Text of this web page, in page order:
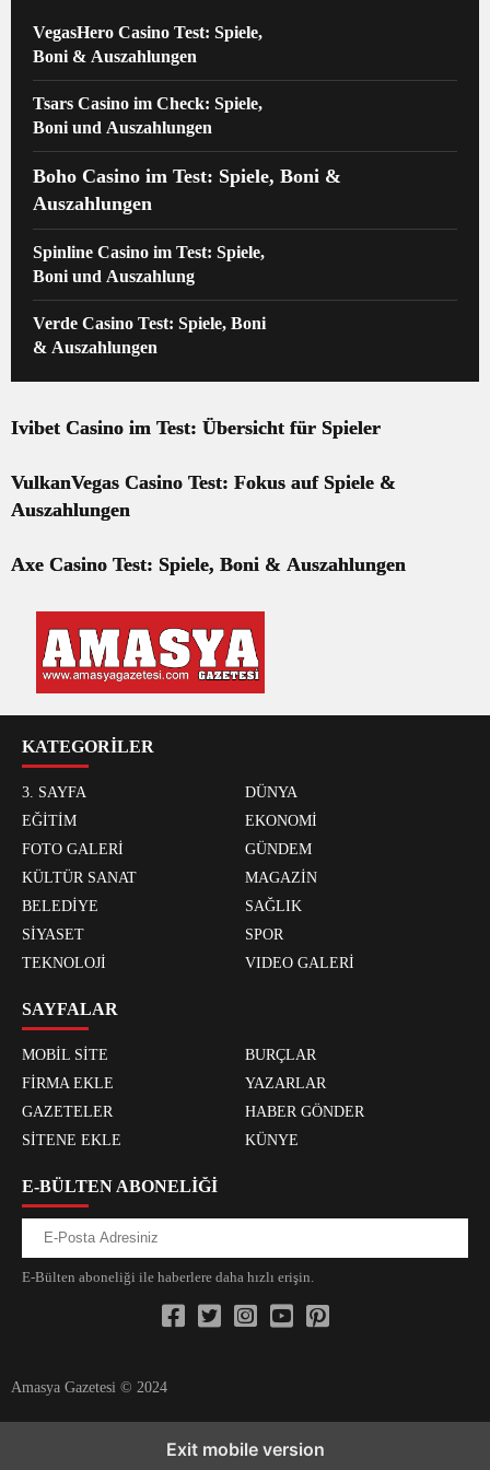
VegasHero Casino Test: Spiele,
Boni & Auszahlungen
Tsars Casino im Check: Spiele,
Boni und Auszahlungen
Boho Casino im Test: Spiele, Boni &
Auszahlungen
Spinline Casino im Test: Spiele,
Boni und Auszahlung
Verde Casino Test: Spiele, Boni
& Auszahlungen
Ivibet Casino im Test: Übersicht für Spieler
VulkanVegas Casino Test: Fokus auf Spiele &
Auszahlungen
Axe Casino Test: Spiele, Boni & Auszahlungen
KATEGORİLER
3. SAYFA
DÜNYA
EĞİTİM
EKONOMİ
FOTO GALERİ
GÜNDEM
KÜLTÜR SANAT
MAGAZİN
BELEDİYE
SAĞLIK
SİYASET
SPOR
TEKNOLOJİ
VIDEO GALERİ
SAYFALAR
MOBİL SİTE
BURÇLAR
FİRMA EKLE
YAZARLAR
GAZETELER
HABER GÖNDER
SİTENE EKLE
KÜNYE
E-BÜLTEN ABONELİĞİ
E-Bülten aboneliği ile haberlere daha hızlı erişin.
Amasya Gazetesi © 2024
Exit mobile version
yarrak dinimi binisi virin sitilir 3131 ^^xyarrak bonusa veren dinoma